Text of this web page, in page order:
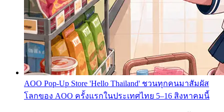
AOO Pop-Up Store 'Hello Thailand' ชวนทุกคนมาสัมผัส
โลกของ AOO ครั้งแรกในประเทศไทย 5–16 สิงหาคมนี้